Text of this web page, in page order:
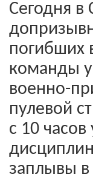
Сегодня в
погибших
команды
военно-
пулевой
с 10
заплывы в